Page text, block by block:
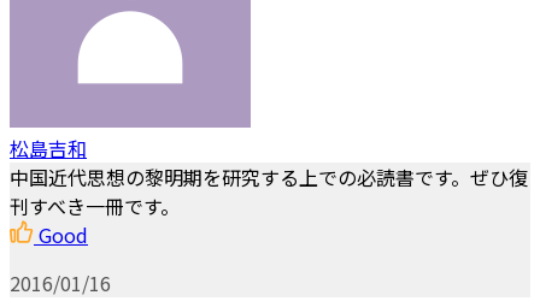
松島吉和
中国近代思想の黎明期を研究する上での必読書です。ぜひ復
刊すべき一冊です。
Good
2016/01/16